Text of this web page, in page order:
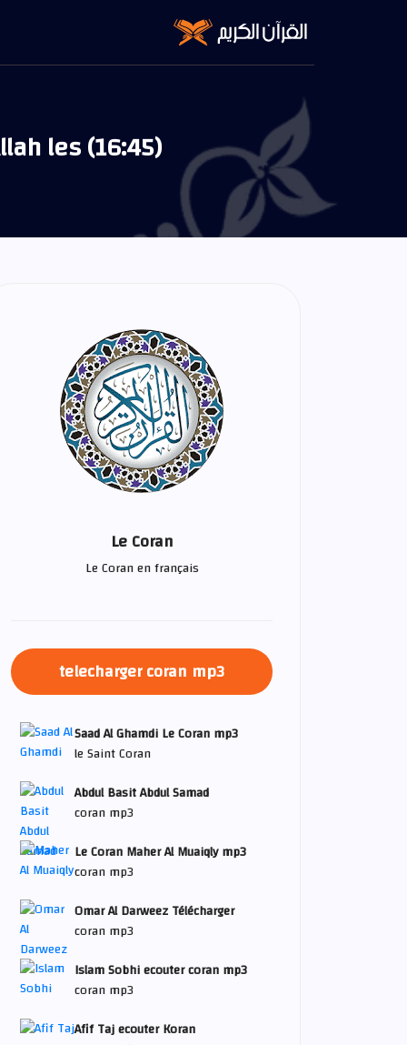
les (16:45)
Le Coran
Le Coran en français
telecharger coran mp3
Saad Al Ghamdi Le Coran mp3
le Saint Coran
Abdul Basit Abdul Samad
coran mp3
Le Coran Maher Al Muaiqly mp3
coran mp3
Omar Al Darweez Télécharger
coran mp3
Islam Sobhi ecouter coran mp3
coran mp3
Afif Taj ecouter Koran